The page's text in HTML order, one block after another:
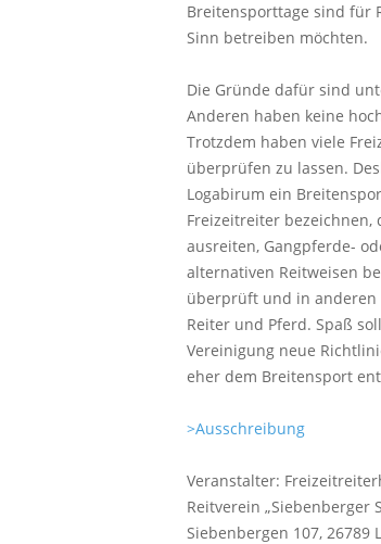
Breitensporttage sind für
Sinn betreiben möchten.
Die Gründe dafür sind
Anderen haben keine
Trotzdem haben viele
überprüfen zu lassen.
Logabirum ein
Freizeitreiter bezeichnen,
ausreiten, Gangpferde-
alternativen Reitweisen
überprüft und in anderen
Reiter und Pferd. Spaß
Vereinigung neue
eher dem Breitensport
>Ausschreibung
Veranstalter:
Reitverein „Siebenberger
Siebenbergen 107, 26789